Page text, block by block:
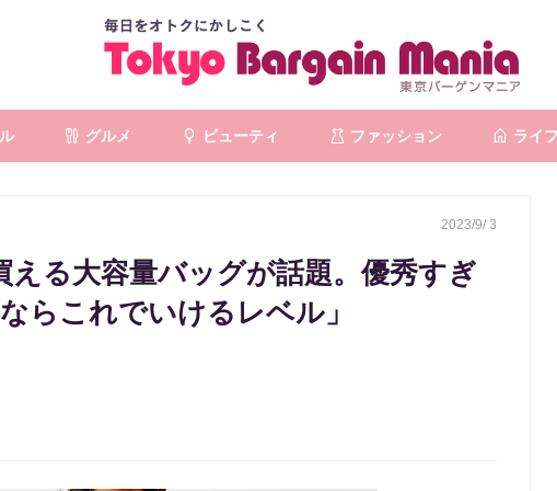
グルメ ビューティ ファッション ライフ
2023/9/ 3
える大容量バッグが話題。優秀すぎ
らこれでいけるレベル」